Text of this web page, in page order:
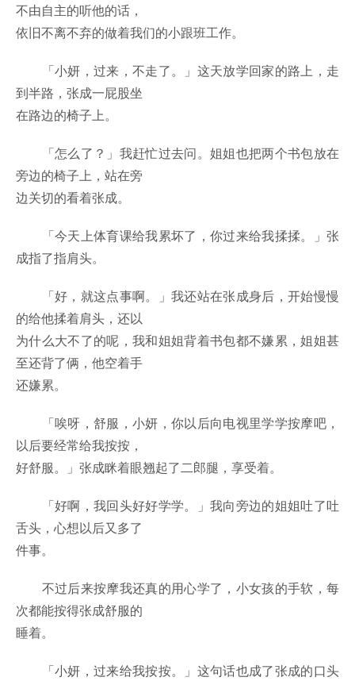
不由自主的听他的话，
依旧不离不弃的做着我们的小跟班工作。
「小妍，过来，不走了。」这天放学回家的路上，走
到半路，张成一屁股坐
在路边的椅子上。
「怎么了？」我赶忙过去问。姐姐也把两个书包放在
旁边的椅子上，站在旁
边关切的看着张成。
「今天上体育课给我累坏了，你过来给我揉揉。」张
成指了指肩头。
「好，就这点事啊。」我还站在张成身后，开始慢慢
的给他揉着肩头，还以
为什么大不了的呢，我和姐姐背着书包都不嫌累，姐姐甚
至还背了俩，他空着手
还嫌累。
「唉呀，舒服，小妍，你以后向电视里学学按摩吧，
以后要经常给我按按，
好舒服。」张成眯着眼翘起了二郎腿，享受着。
「好啊，我回头好好学学。」我向旁边的姐姐吐了吐
舌头，心想以后又多了
件事。
不过后来按摩我还真的用心学了，小女孩的手软，每
次都能按得张成舒服的
睡着。
「小妍，过来给我按按。」这句话也成了张成的口头